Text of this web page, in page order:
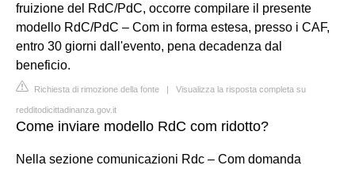
fruizione del RdC/PdC, occorre compilare il presente
modello RdC/PdC – Com in forma estesa, presso i CAF,
entro 30 giorni dall'evento, pena decadenza dal
beneficio.
Richiesta di rimozione della fonte | Visualizza la risposta completa su
redditodicittadinanza.gov.it
Come inviare modello RdC com ridotto?
Nella sezione comunicazioni Rdc – Com domanda